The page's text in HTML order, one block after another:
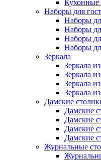
Кухонные
Наборы для
Наборы
Наборы
Наборы
Наборы
Зеркала
Зеркала
Зеркала
Зеркала
Зеркала
Дамские
Дамские
Дамские
Дамские
Дамские
Журнальные